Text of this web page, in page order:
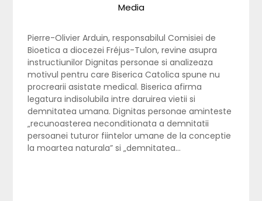
Media
Pierre-Olivier Arduin, responsabilul Comisiei de
Bioetica a diocezei Fréjus-Tulon, revine asupra
instructiunilor Dignitas personae si analizeaza
motivul pentru care Biserica Catolica spune nu
procrearii asistate medical. Biserica afirma
legatura indisolubila intre daruirea vietii si
demnitatea umana. Dignitas personae aminteste
„recunoasterea neconditionata a demnitatii
persoanei tuturor fiintelor umane de la conceptie
la moartea naturala” si „demnitatea…